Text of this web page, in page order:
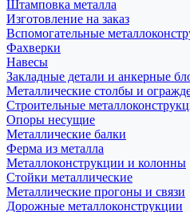
Штамповка металла
Изготовление на заказ
Вспомогательные
Фахверки
Навесы
Закладные детали и анкерные
Металлические столбы и
Строительные
Опоры несущие
Металлические балки
Ферма из металла
Металлоконструкции и колонны
Стойки металлические
Металлические прогоны и связи
Дорожные металлоконструкции